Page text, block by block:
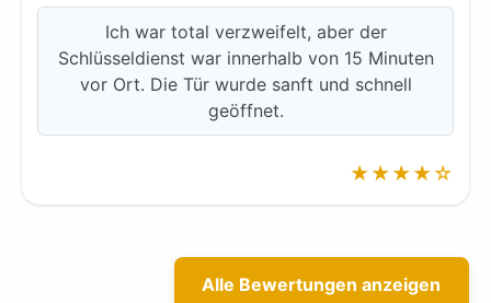
Ich war total verzweifelt, aber der
Schlüsseldienst war innerhalb von 15 Minuten
vor Ort. Die Tür wurde sanft und schnell
geöffnet.
★★★★☆
Alle Bewertungen anzeigen